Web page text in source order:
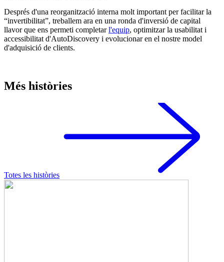
Després d'una reorganització interna molt important per facilitar la
“invertibili​tat​”, treballem ara en una ronda d'inversió de capital
llavor que ens permeti completarl'equip, optimitzar l​a usabilitat​ i
accessibilitat d​'​AutoDiscovery i evolucionar en el nostre model
d'adquisició de clients.
Més històries
Totes les històries